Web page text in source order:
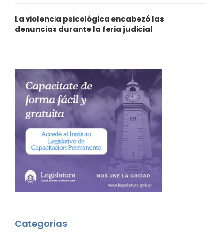
La violencia psicológica encabezó las
denuncias durante la feria judicial
Categorías